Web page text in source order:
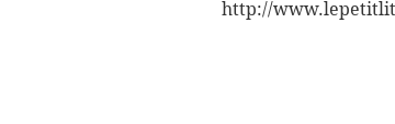
http://